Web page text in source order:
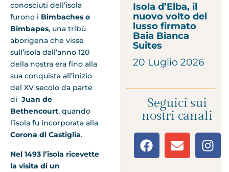
conosciuti dell’isola
furono i Bimbaches o
Bimbapes, una tribù
aborigena che visse
sull’isola dall’anno 120
della nostra era fino alla
sua conquista all’inizio
del XV secolo da parte
di Juan de
Bethencourt, quando
l’isola fu incorporata alla
Corona di Castiglia.
Nel 1493 l’isola ricevette
la visita di un
Isola d’Elba, il
nuovo volto del
lusso firmato
Baia Bianca
Suites
20 Luglio 2026
Seguici sui
nostri canali